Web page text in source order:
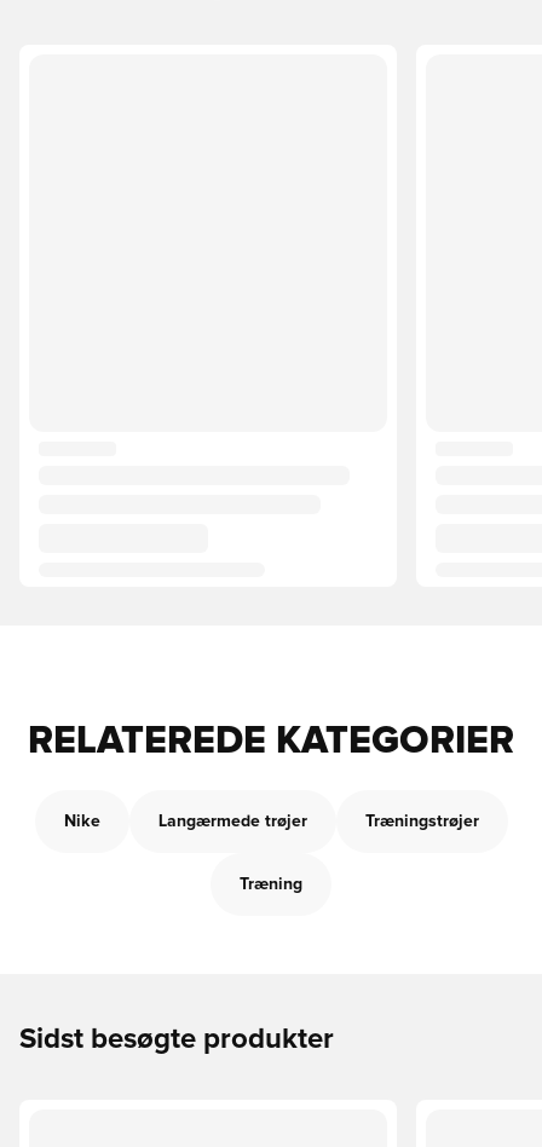
RELATEREDE KATEGORIER
Nike Langærmede trøjer Træningstrøjer
Træning
Sidst besøgte produkter